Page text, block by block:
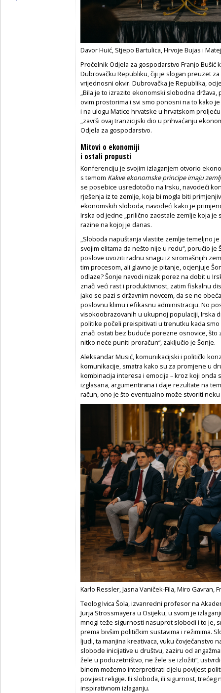
Davor Huić, Stjepo Bartulica, Hrvoje Bujas i
Pročelnik Odjela za gospodarstvo Franjo
Dubrovačku Republiku, čiji je slogan preuzet
vrijednosni okvir. Dubrovačka je Republika,
„Bila je to izrazito ekonomski slobodna
ovim prostorima i svi smo ponosni na to kako
i na ulogu Matice hrvatske u hrvatskom
„završi ovaj tranzicijski dio u prihvaćanju
Odjela za gospodarstvo.
Mitovi o ekonomiji
i ostali propusti
Konferenciju je svojim izlaganjem otvorio
s temom Kakve ekonomske principe imaju
se posebice usredotočio na Irsku, navodeći
rješenja iz te zemlje, koja bi mogla biti
ekonomskih sloboda, navodeći kako je
Irska od jedne „prilično zaostale zemlje koja
razine na kojoj je danas.
„Sloboda napuštanja vlastite zemlje temeljno
svojim elitama da nešto nije u redu“, poručio je
poslove uvoziti radnu snagu iz siromašnijih
tim procesom, ali glavno je pitanje, ocjenjuje
odlaze? Šonje navodi nizak porez na dobit u
znači veći rast i produktivnost, zatim fiskalnu
jako se pazi s državnim novcem, da se ne
poslovnu klimu i efikasnu administraciju. No
visokoobrazovanih u ukupnoj populaciji, Irska
politike počeli preispitivati u trenutku kada
znači ostati bez buduće porezne osnovice, što
nitko neće puniti proračun“, zaključio je Šonje.
Aleksandar Musić, komunikacijski i politički
komunikacije, smatra kako su za promjene u
kombinacija interesa i emocija – kroz koji
izglasana, argumentirana i daje rezultate na
račun, ono je što eventualno može stvoriti
Karlo Ressler, Jasna Vaniček-Fila, Miro Gavran,
Teolog Ivica Šola, izvanredni profesor na
Jurja Strossmayera u Osijeku, u svom je
mnogi teže sigurnosti nasuprot slobodi i to je,
prema bivšim političkim sustavima i režimima.
ljudi, ta manjina kreativaca, vuku čovječanstvo
slobode inicijative u društvu, zaziru od
žele u poduzetništvo, ne žele se izložiti“,
binom možemo interpretirati cijelu povijest
povijest religije. Ili sloboda, ili sigurnost, trećeg
inspirativnom izlaganju.